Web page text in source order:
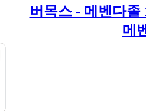
버목스 - 메벤다졸
메